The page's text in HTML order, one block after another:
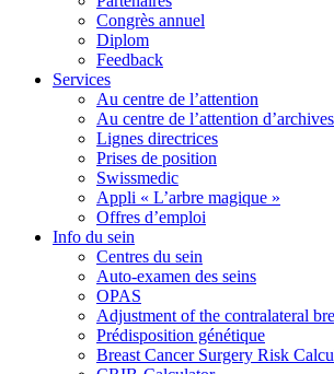
Congrès annuel
Diplom
Feedback
Services
Au centre de l’attention
Au centre de l’attention d’archives
Lignes directrices
Prises de position
Swissmedic
Appli « L’arbre magique »
Offres d’emploi
Info du sein
Centres du sein
Auto-examen des seins
OPAS
Adjustment of the contralateral
Prédisposition génétique
Breast Cancer Surgery Risk